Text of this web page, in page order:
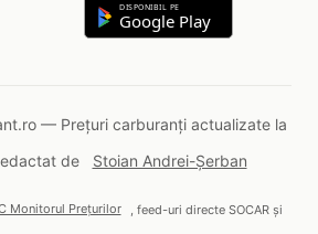
DISPONIBIL PE
Google Play
— Prețuri carburanți actualizate la
de
Stoian Andrei-Șerban
Monitorul Prețurilor , feed-uri directe SOCAR și